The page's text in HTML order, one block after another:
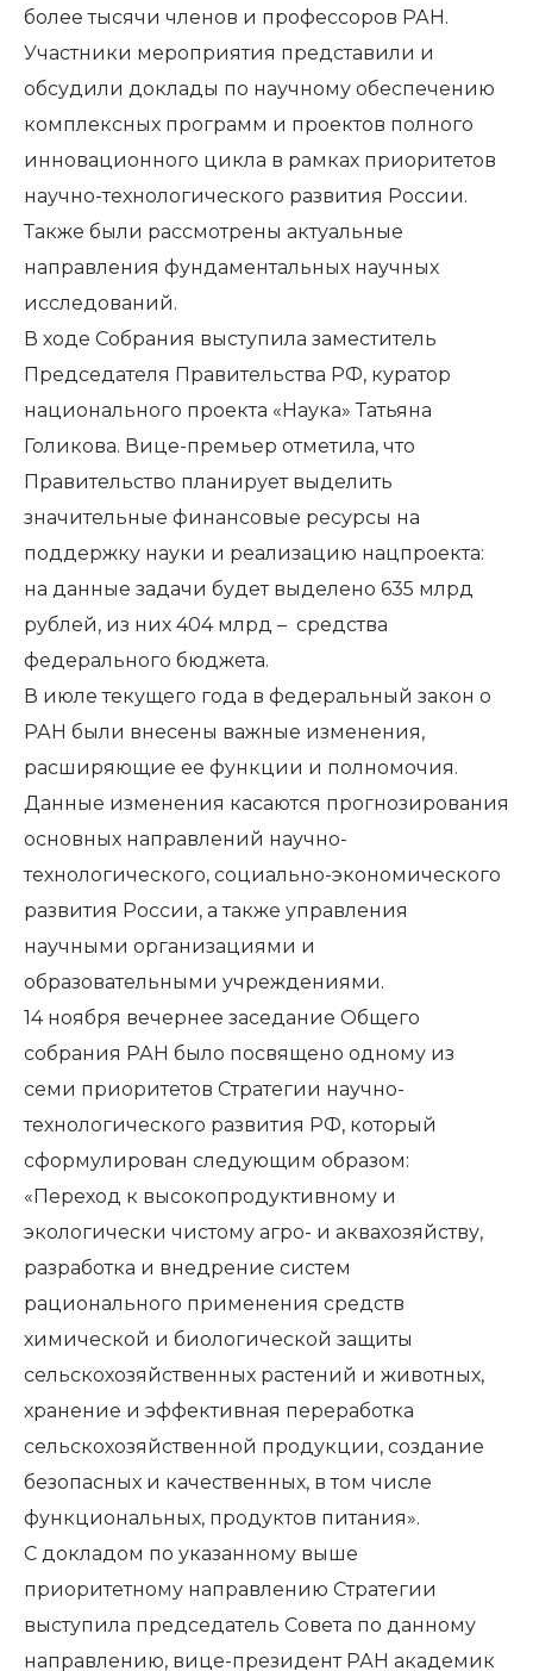
более тысячи членов и профессоров РАН.
Участники мероприятия представили и
обсудили доклады по научному обеспечению
комплексных программ и проектов полного
инновационного цикла в рамках приоритетов
научно-технологического развития России.
Также были рассмотрены актуальные
направления фундаментальных научных
исследований.
В ходе Собрания выступила заместитель
Председателя Правительства РФ, куратор
национального проекта «Наука» Татьяна
Голикова. Вице-премьер отметила, что
Правительство планирует выделить
значительные финансовые ресурсы на
поддержку науки и реализацию нацпроекта:
на данные задачи будет выделено 635 млрд
рублей, из них 404 млрд – средства
федерального бюджета.
В июле текущего года в федеральный закон о
РАН были внесены важные изменения,
расширяющие ее функции и полномочия.
Данные изменения касаются прогнозирования
основных направлений научно-
технологического, социально-экономического
развития России, а также управления
научными организациями и
образовательными учреждениями.
14 ноября вечернее заседание Общего
собрания РАН было посвящено одному из
семи приоритетов Стратегии научно-
технологического развития РФ, который
сформулирован следующим образом:
«Переход к высокопродуктивному и
экологически чистому агро- и аквахозяйству,
разработка и внедрение систем
рационального применения средств
химической и биологической защиты
сельскохозяйственных растений и животных,
хранение и эффективная переработка
сельскохозяйственной продукции, создание
безопасных и качественных, в том числе
функциональных, продуктов питания».
С докладом по указанному выше
приоритетному направлению Стратегии
выступила председатель Совета по данному
направлению, вице-президент РАН академик